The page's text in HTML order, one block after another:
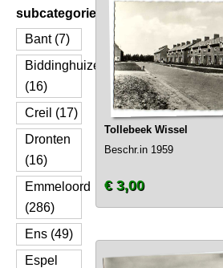
subcategorie
Bant (7)
Biddinghuizen
(16)
Creil (17)
Dronten
(16)
Emmeloord
(286)
Ens (49)
Espel
Tollebeek Wissel
Beschr.in 1959
€ 3,00